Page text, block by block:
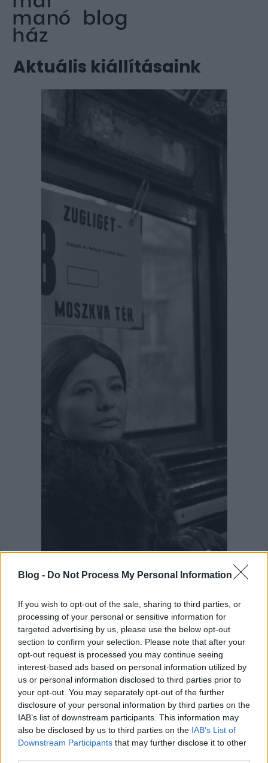
Blog - Do Not Process My Personal Information
If you wish to opt-out of the sale, sharing to third parties, or
processing of your personal or sensitive information for
targeted advertising by us, please use the below opt-out
section to confirm your selection. Please note that after your
opt-out request is processed you may continue seeing
interest-based ads based on personal information utilized by
us or personal information disclosed to third parties prior to
your opt-out. You may separately opt-out of the further
disclosure of your personal information by third parties on the
IAB’s list of downstream participants. This information may
also be disclosed by us to third parties on the IAB’s List of
Downstream Participants that may further disclose it to other
Aktuális kiállításaink